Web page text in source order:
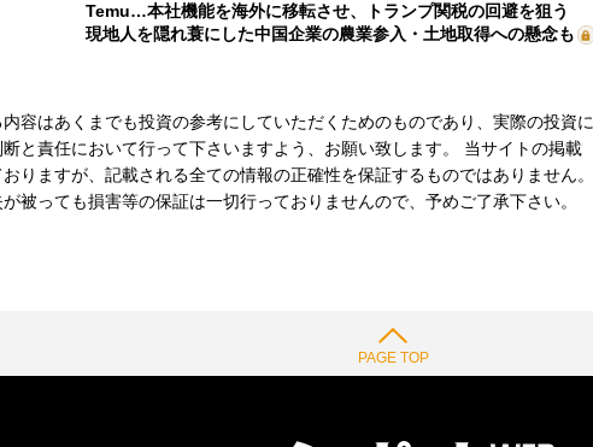
Temu…本社機能を海外に移転させ、トランプ関税の回避を狙う
現地人を隠れ蓑にした中国企業の農業参入・土地取得への懸念も
容はあくまでも投資の参考にしていただくためのものであり、実際の投資に
と責任において行って下さいますよう、お願い致します。 当サイトの掲載
りますが、記載される全ての情報の正確性を保証するものではありません。
被っても損害等の保証は一切行っておりませんので、予めご了承下さい。
PAGE TOP